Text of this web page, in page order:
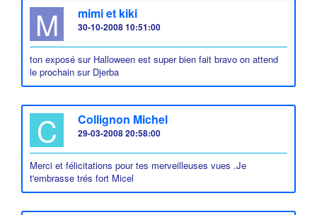
M mimi et kiki
30-10-2008 10:51:00
ton exposé sur Halloween est super bien fait bravo on attend
le prochain sur Djerba
C Collignon Michel
29-03-2008 20:58:00
Merci et félicitations pour tes merveilleuses vues .Je
t'embrasse trés fort Micel